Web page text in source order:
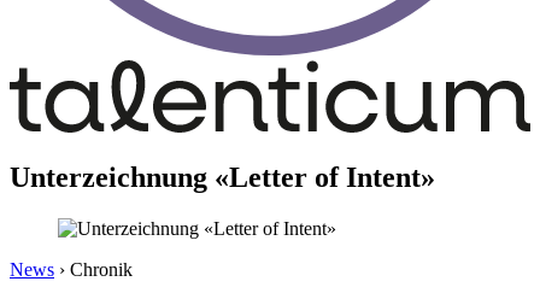
Unterzeichnung «Letter of Intent»
News › Chronik